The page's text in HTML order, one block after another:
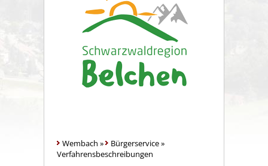
Wembach » Bürgerservice»
Verfahrensbeschreibungen